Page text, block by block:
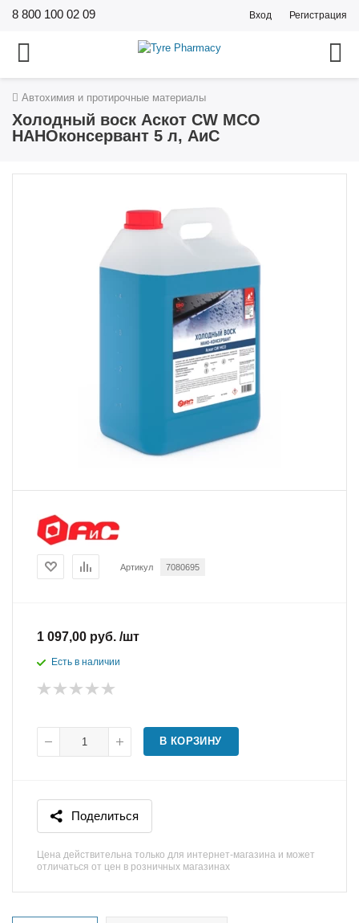
8 800 100 02 09 Вход Регистрация
Автохимия и протирочные материалы
Холодный воск Аскот CW МСО
НАНОконсервант 5 л, АиС
Артикул 7080695
1 097,00 руб. /шт
Есть в наличии
В КОРЗИНУ
Поделиться
Цена действительна только для интернет-магазина и может
отличаться от цен в розничных магазинах